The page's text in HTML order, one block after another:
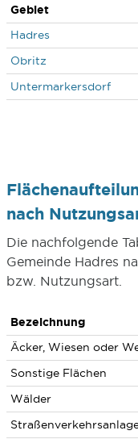
Gebiet
Hadres
Obritz
Untermarkersdorf
nach
Die nachfolgende
Gemeinde Hadres
bzw. Nutzungsart.
Bezeichnung
Äcker, Wiesen oder
Sonstige Flächen
Wälder